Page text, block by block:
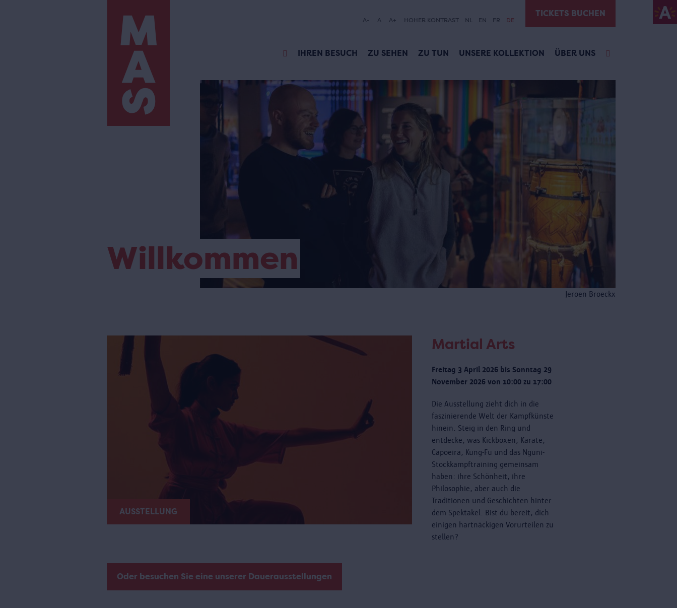
A- A A+ HOHER KONTRAST NL EN FR DE
TICKETS BUCHEN
IHREN BESUCH ZU SEHEN ZU TUN UNSERE KOLLEKTION ÜBER UNS
Jeroen Broeckx
Willkommen
AUSSTELLUNG
Martial Arts
Freitag 3 April 2026 bis Sonntag 29
November 2026 von 10:00 zu 17:00
Die Ausstellung zieht dich in die
faszinierende Welt der Kampfkünste
hinein. Steig in den Ring und
entdecke, was Kickboxen, Karate,
Capoeira, Kung-Fu und das Nguni-
Stockkampftraining gemeinsam
haben: ihre Schönheit, ihre
Philosophie, aber auch die
Traditionen und Geschichten hinter
dem Spektakel. Bist du bereit, dich
einigen hartnäckigen Vorurteilen zu
stellen?
Oder besuchen Sie eine unserer Dauerausstellungen